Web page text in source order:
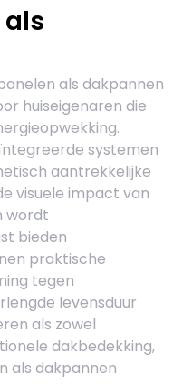
als dakpannen
huiseigenaren die
systemen
aantrekkelijke
visuele impact van
wordt
bieden
praktische
tegen
levensduur
als zowel
dakbedekking,
als dakpannen